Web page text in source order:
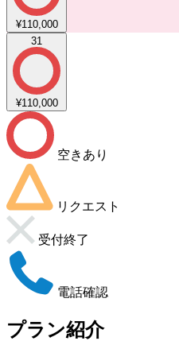
¥110,000
31
¥110,000
空きあり
リクエスト
受付終了
電話確認
プラン紹介